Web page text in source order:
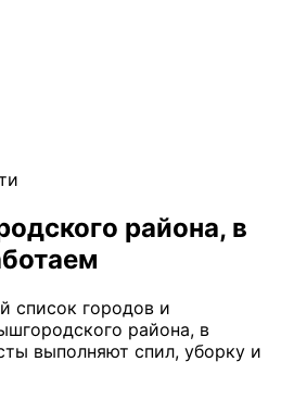
района, в
список городов и
района, в
выполняют спил, уборку и